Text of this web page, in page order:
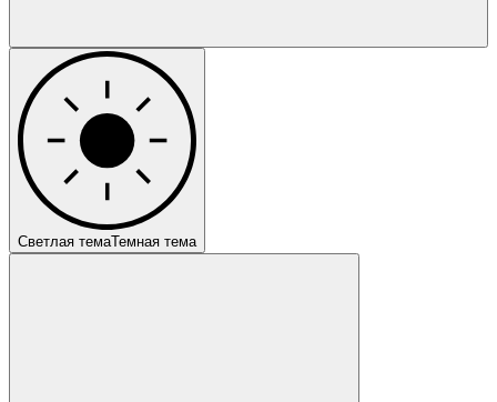
Светлая темаТемная тема